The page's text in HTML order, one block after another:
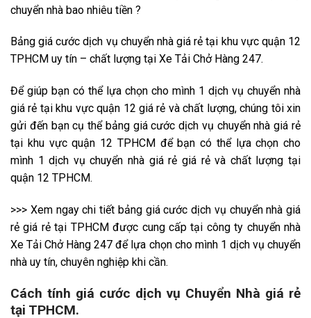
chuyển nhà bao nhiêu tiền ?
Bảng giá cước dịch vụ chuyển nhà giá rẻ tại khu vực quận 12
TPHCM uy tín – chất lượng tại Xe Tải Chở Hàng 247.
Để giúp bạn có thể lựa chọn cho mình 1 dịch vụ chuyển nhà
giá rẻ tại khu vực quận 12 giá rẻ và chất lượng, chúng tôi xin
gửi đến bạn cụ thể bảng giá cước dịch vụ chuyển nhà giá rẻ
tại khu vực quận 12 TPHCM để bạn có thể lựa chọn cho
mình 1 dịch vụ chuyển nhà giá rẻ giá rẻ và chất lượng tại
quận 12 TPHCM.
​>>> Xem ngay chi tiết bảng giá cước dịch vụ chuyển nhà giá
rẻ giá rẻ tại TPHCM được cung cấp tại công ty chuyển nhà
Xe Tải Chở Hàng 247 để lựa chọn cho mình 1 dịch vụ chuyển
nhà uy tín, chuyên nghiệp khi cần.
Cách tính giá cước dịch vụ Chuyển Nhà giá rẻ
tại TPHCM.